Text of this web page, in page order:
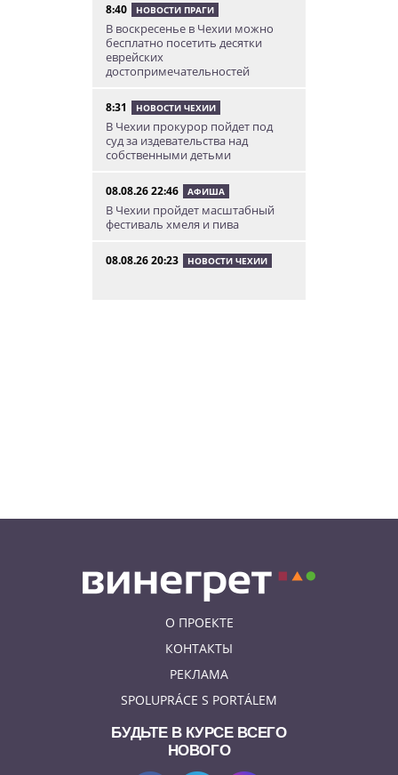
8:40 НОВОСТИ ПРАГИ
В воскресенье в Чехии можно
бесплатно посетить десятки
еврейских
достопримечательностей
8:31 НОВОСТИ ЧЕХИИ
В Чехии прокурор пойдет под
суд за издевательства над
собственными детьми
08.08.26 22:46 АФИША
В Чехии пройдет масштабный
фестиваль хмеля и пива
08.08.26 20:23 НОВОСТИ ЧЕХИИ
О ПРОЕКТЕ
КОНТАКТЫ
РЕКЛАМА
SPOLUPRÁCE S PORTÁLEM
БУДЬТЕ В КУРСЕ ВСЕГО
НОВОГО